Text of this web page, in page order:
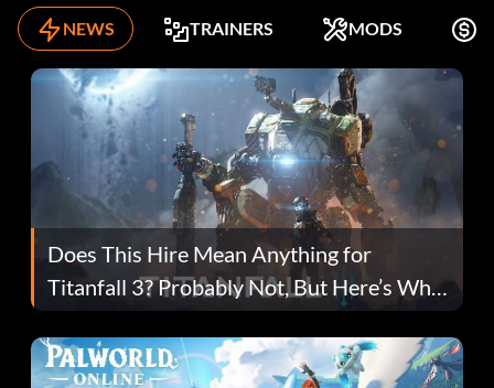
NEWS TRAINERS MODS
Does This Hire Mean Anything for
Titanfall 3? Probably Not, But Here’s Why
Fans Are Hopeful